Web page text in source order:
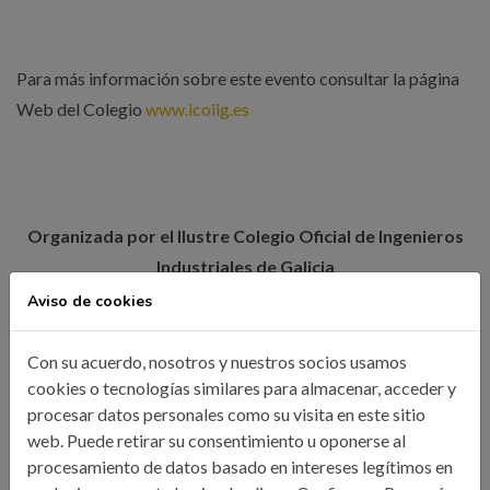
Para más información sobre este evento consultar la página
Web del Colegio www.icoiig.es
Organizada por el Ilustre Colegio Oficial de Ingenieros
Industriales de Galicia
Las Oficinas de Transformación Digital puestas en marcha en
toda España por el Ministerio de Economía y Empresa, a
través de la entidad pública Red.es, cuentan con un
presupuesto global de cinco millones de euros. Las
Aviso de cookies
Con su acuerdo, nosotros y nuestros socios usamos
cookies o tecnologías similares para almacenar, acceder y
procesar datos personales como su visita en este sitio
web. Puede retirar su consentimiento u oponerse al
procesamiento de datos basado en intereses legítimos en